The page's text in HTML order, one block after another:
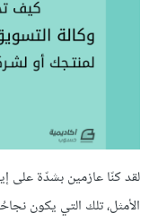
الأمثل، تلك التي يكون